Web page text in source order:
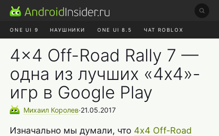
ONE UI 9 НАУШНИКИ ONE UI 8.5 ЧАТ ROBLOX
ЯНДЕКС ПЛЮС
4×4 Off-Road Rally 7 —
одна из лучших «4х4»-
игр в Google Play
Михаил Королев∙21.05.2017
Изначально мы думали, что 4х4 Off-Road